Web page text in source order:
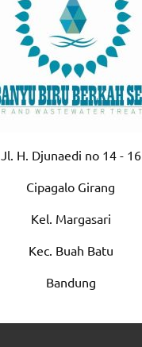
Jl. H. Djunaedi no 14 - 16
Cipagalo Girang
Kel. Margasari
Kec. Buah Batu
Bandung